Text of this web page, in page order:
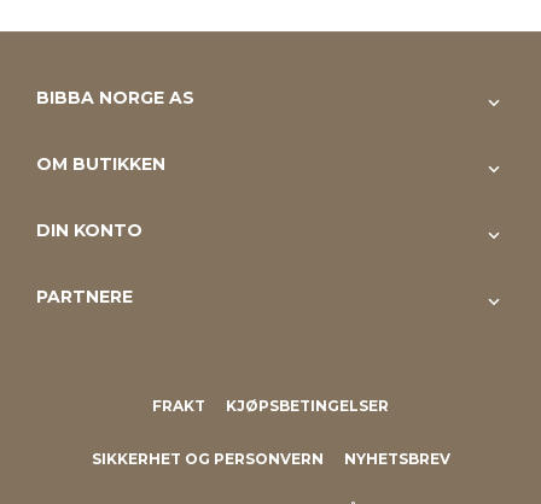
BIBBA NORGE AS
OM BUTIKKEN
DIN KONTO
PARTNERE
FRAKT KJØPSBETINGELSER
SIKKERHET OG PERSONVERN NYHETSBREV